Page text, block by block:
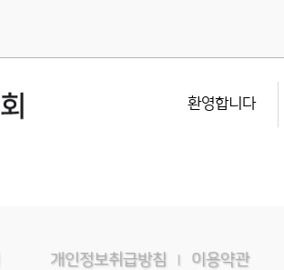
환영합니다
개인정보취급방침
이용약관